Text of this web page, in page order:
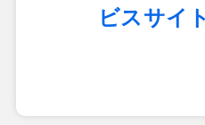
ビスサイ